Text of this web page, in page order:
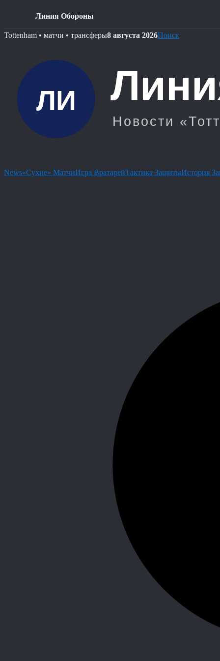
Линия Обороны
Skip
Tottenham • матчи • трансферы8 августа 2026Поиск
News«Сухие» МатчиИгра ВратарейТактика ЗащитыИстория